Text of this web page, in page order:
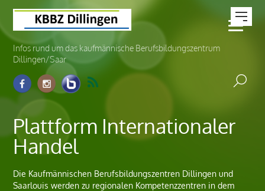
Infos rund um das kaufmännische Berufsbildungszentrum
Dillingen/Saar
Plattform Internationaler
Handel
Die Kaufmännischen Berufsbildungszentren Dillingen und
Saarlouis werden zu regionalen Kompetenzzentren in dem